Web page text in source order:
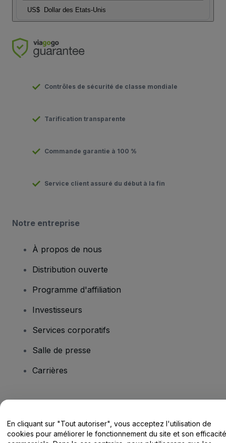
US$ Dollar des Etats-Unis
Contrôles de sécurité de classe mondiale
Tarification transparente
Commande garantie à 100 %
Service client assuré du début à la fin
Notre entreprise
À propos de nous
Distribution ouverte
Programme d'affiliation
Investisseurs
Services corporatifs
Salle de presse
Carrières
Centre d'assistance / Nous contacter
En cliquant sur "Tout autoriser", vous acceptez l'utilisation de
cookies pour améliorer le fonctionnement du site et son efficacité